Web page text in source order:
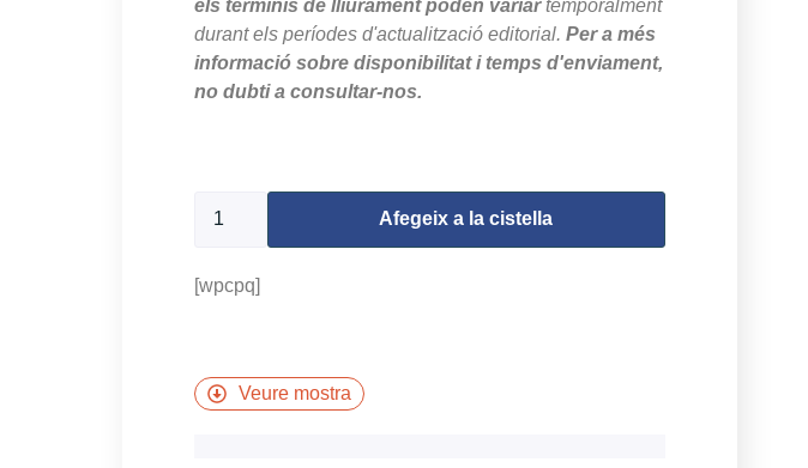
els terminis de lliurament poden variartemporalment
durant els períodes d'actualització editorial. Per a més
informació sobre disponibilitat i temps d'enviament,
no dubti a consultar-nos.
Afegeix a la cistella
[wpcpq]
Veure mostra